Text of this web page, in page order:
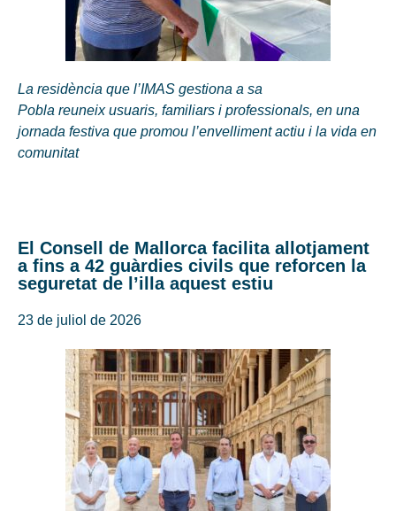
La residència que l’IMAS gestiona a sa
Pobla reuneix usuaris, familiars i professionals, en una
jornada festiva que promou l’envelliment actiu i la vida en
comunitat
El Consell de Mallorca facilita allotjament
a fins a 42 guàrdies civils que reforcen la
seguretat de l’illa aquest estiu
23 de juliol de 2026